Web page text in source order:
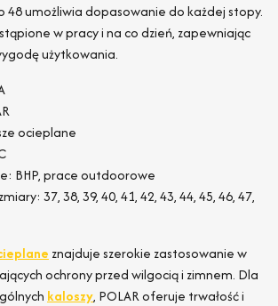
48 umożliwia dopasowanie do każdej stopy.
w pracy i na co dzień, zapewniając
użytkowania.
ocieplane
BHP, prace outdoorowe
37, 38, 39, 40, 41, 42, 43, 44, 45, 46, 47,
znajduje szerokie zastosowanie w
ochrony przed wilgocią i zimnem. Dla
kaloszy, POLAR oferuje trwałość i